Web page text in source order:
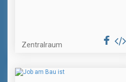
Zentralraum